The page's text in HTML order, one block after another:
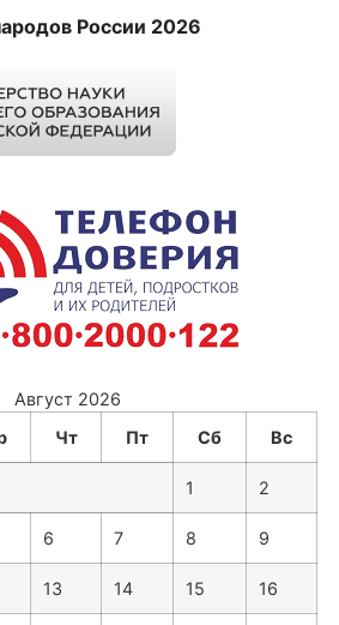
России 2026
Август 2026
Чт Пт Сб Вс
1 2
6 7 8 9
13 14 15 16